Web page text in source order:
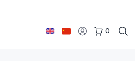
0